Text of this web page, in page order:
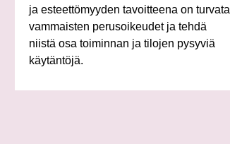
ja esteettömyyden tavoitteena on turvata
vammaisten perusoikeudet ja tehdä
niistä osa toiminnan ja tilojen pysyviä
käytäntöjä.